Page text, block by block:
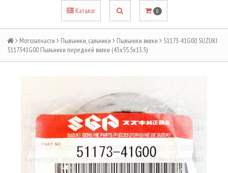
Каталог 0
Мотозапчасти Пыльники, сальники Пыльники вилки
51173-41G00 SUZUKI
5117341G00 Пыльники передней вилки (43х55.5х13.5)